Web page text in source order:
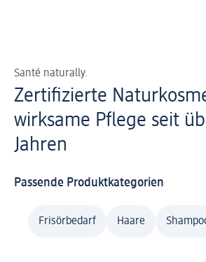
Santé naturally.
Zertifizierte
wirksame Pflege seit
Jahren
Passende Produktkategorien
Frisörbedarf Haare